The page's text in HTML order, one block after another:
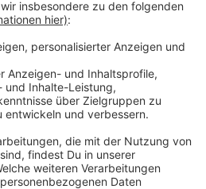
um 2.04, 3.04 und 4.04
ab Hattingen Mitte
2.33 Uhr (Sommerzeit),
4.33 Uhr (Winterzeit).
07:53